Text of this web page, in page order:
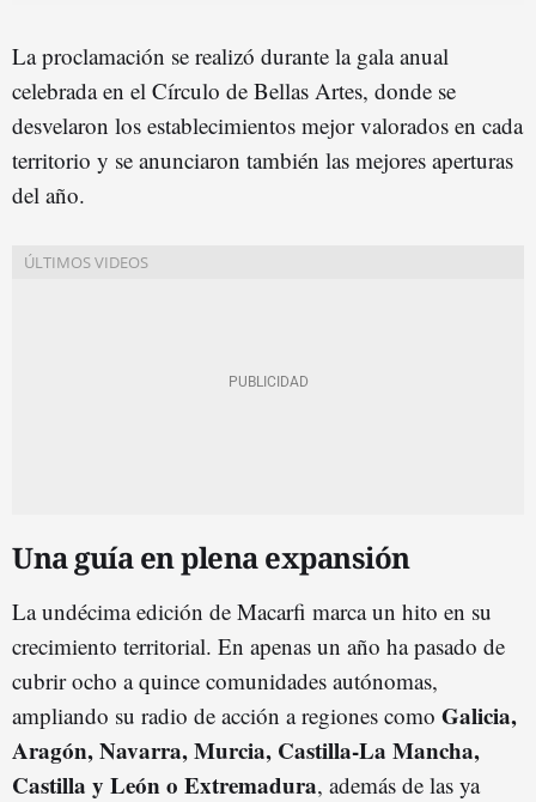
La proclamación se realizó durante la gala anual
celebrada en el Círculo de Bellas Artes, donde se
desvelaron los establecimientos mejor valorados en cada
territorio y se anunciaron también las mejores aperturas
del año.
Una guía en plena expansión
La undécima edición de Macarfi marca un hito en su
crecimiento territorial. En apenas un año ha pasado de
cubrir ocho a quince comunidades autónomas,
ampliando su radio de acción a regiones como Galicia,
Aragón, Navarra, Murcia, Castilla-La Mancha,
Castilla y León o Extremadura, además de las ya